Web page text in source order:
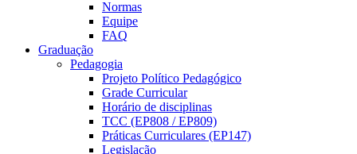
Normas
Equipe
FAQ
Graduação
Pedagogia
Projeto Político Pedagógico
Grade Curricular
Horário de disciplinas
TCC (EP808 / EP809)
Práticas Curriculares (EP147)
Legislação